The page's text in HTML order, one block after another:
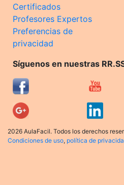
Certificados
Profesores Expertos
Preferencias de
privacidad
Síguenos en nuestras
2026 AulaFacil. Todos los derechos
Condiciones de uso, política de